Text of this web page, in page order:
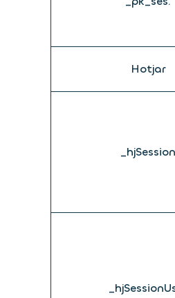
Hotjar
_hjSession